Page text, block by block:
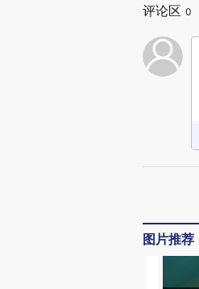
评论区 0
图片推荐